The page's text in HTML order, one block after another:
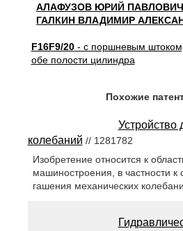
АЛАФУЗОВ ЮРИЙ ПАВЛОВИЧ
ГАЛКИН ВЛАДИМИР
F16F9/20- с поршневым
обе полости цилиндра
Похожие
Устройство
колебаний // 1281782
Изобретение относится к
машиностроения, в частности к
гашения механических